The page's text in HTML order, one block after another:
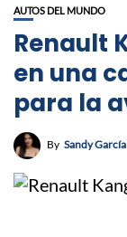
AUTOS DEL MUNDO
Renault
en una
para la
By Sandy